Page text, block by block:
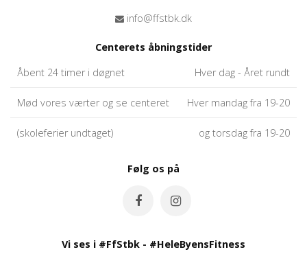
info@ffstbk.dk
Centerets åbningstider
Hver dag - Året rundt
Åbent 24 timer i døgnet
Hver mandag fra 19-20
Mød vores værter og se centeret
og torsdag fra 19-20
(skoleferier undtaget)
Følg os på
Vi ses i #FfStbk - #HeleByensFitness